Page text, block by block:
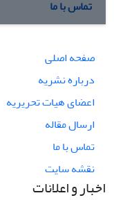
تماس با ما
صفحه اصلی
درباره نشریه
اعضای هیات تحریریه
ارسال مقاله
تماس با ما
نقشه سایت
اخبار و اعلانات